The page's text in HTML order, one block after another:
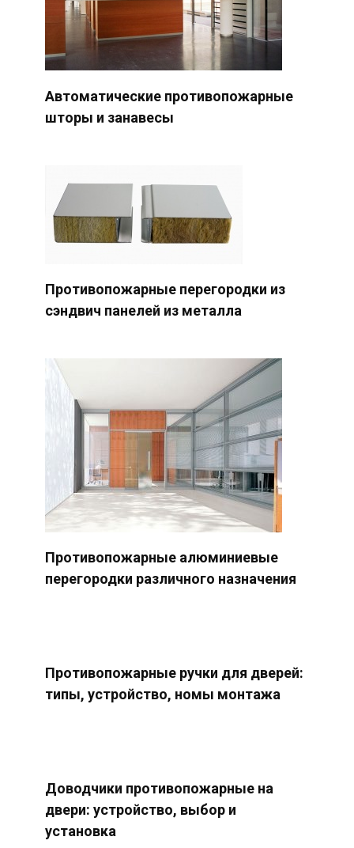
Автоматические противопожарные
шторы и занавесы
Противопожарные перегородки из
сэндвич панелей из металла
Противопожарные алюминиевые
перегородки различного назначения
Противопожарные ручки для дверей:
типы, устройство, номы монтажа
Доводчики противопожарные на
двери: устройство, выбор и
установка